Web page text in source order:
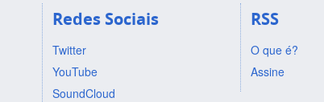
Redes Sociais
Twitter
YouTube
SoundCloud
RSS
O que é?
Assine